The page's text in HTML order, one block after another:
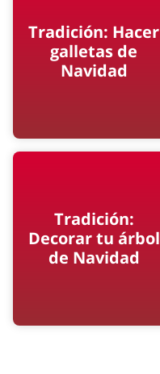
Tradición: Hacer
galletas de
Navidad
Tradición:
Decorar tu árbol
de Navidad